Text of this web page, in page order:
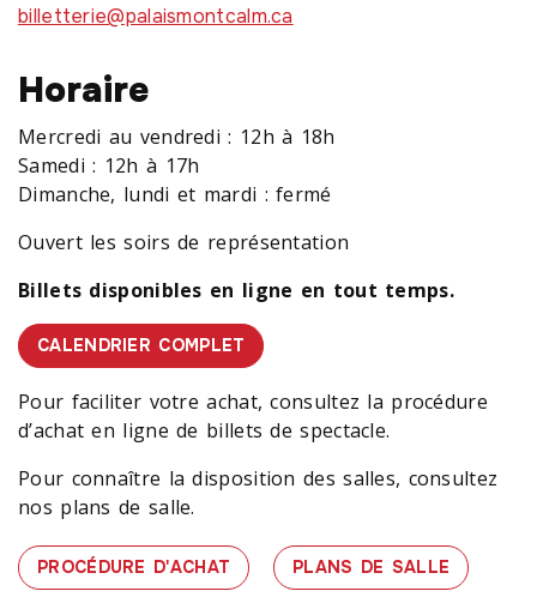
billetterie@palaismontcalm.ca
Horaire
Mercredi au vendredi : 12h à 18h
Samedi : 12h à 17h
Dimanche, lundi et mardi : fermé
Ouvert les soirs de représentation
Billets disponibles en ligne en tout temps.
CALENDRIER COMPLET
Pour faciliter votre achat, consultez la procédure
d’achat en ligne de billets de spectacle.
Pour connaître la disposition des salles, consultez
nos plans de salle.
PROCÉDURE D'ACHAT PLANS DE SALLE